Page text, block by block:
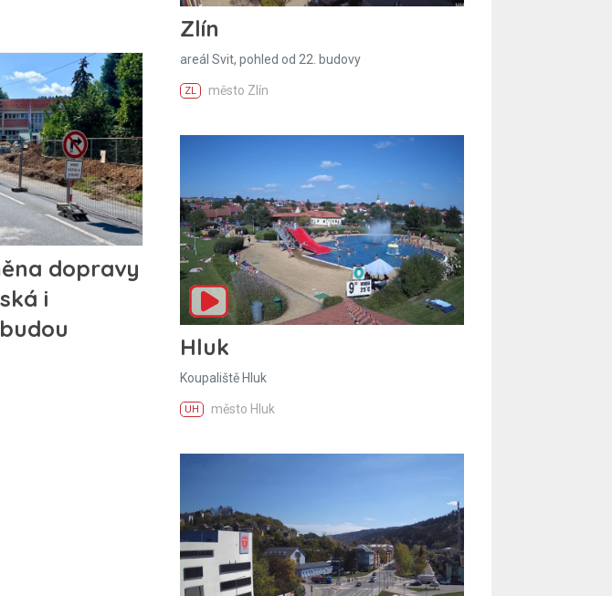
dopravy
i
Zlín
areál Svit, pohled od 22. budovy
ZL město Zlín
Hluk
Koupaliště Hluk
UH město Hluk